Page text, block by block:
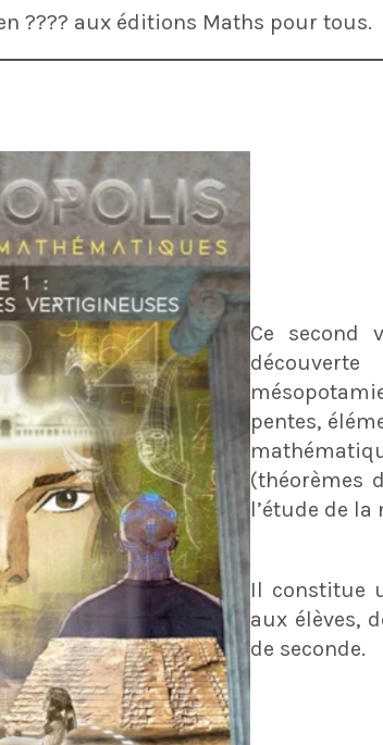
???? aux éditions Maths pour tous.
Ce second
pentes,
(théorèmes
l’étude de
Il constitue
aux élèves,
de seconde.